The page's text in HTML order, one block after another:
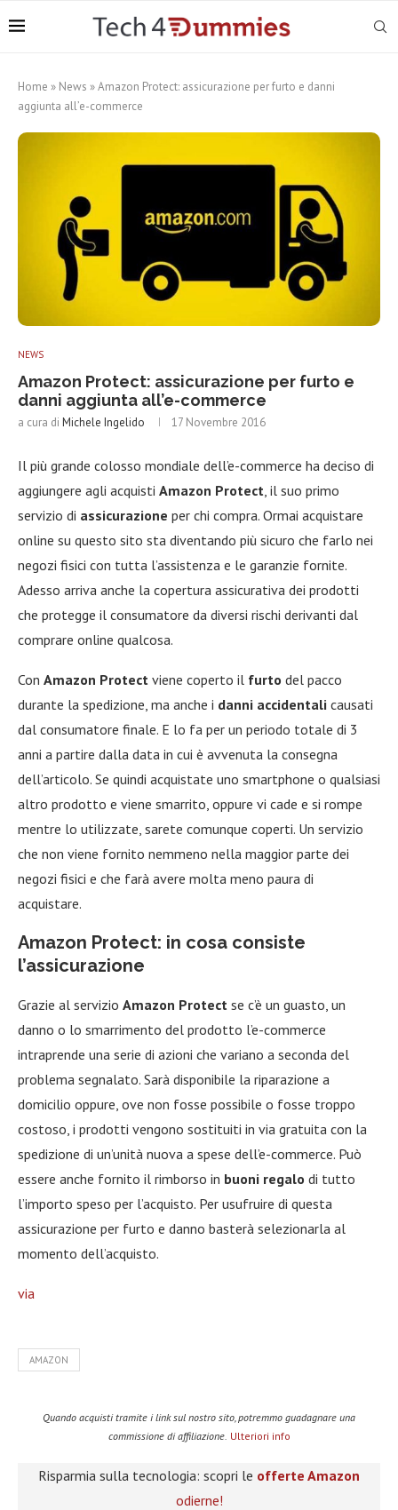
Home » News »Amazon Protect: assicurazione per furto e danni
aggiunta all’e-commerce
NEWS
Amazon Protect: assicurazione per furto e
danni aggiunta all’e-commerce
a cura di Michele Ingelido 17 Novembre 2016
Il più grande colosso mondiale dell’e-commerce ha deciso di
aggiungere agli acquisti Amazon Protect , il suo primo
servizio di assicurazione per chi compra. Ormai acquistare
online su questo sito sta diventando più sicuro che farlo nei
negozi fisici con tutta l’assistenza e le garanzie fornite.
Adesso arriva anche la copertura assicurativa dei prodotti
che protegge il consumatore da diversi rischi derivanti dal
comprare online qualcosa.
Con Amazon Protect viene coperto il furto del pacco
durante la spedizione, ma anche i danni accidentali causati
dal consumatore finale. E lo fa per un periodo totale di 3
anni a partire dalla data in cui è avvenuta la consegna
dell’articolo. Se quindi acquistate uno smartphone o qualsiasi
altro prodotto e viene smarrito, oppure vi cade e si rompe
mentre lo utilizzate, sarete comunque coperti. Un servizio
che non viene fornito nemmeno nella maggior parte dei
negozi fisici e che farà avere molta meno paura di
acquistare.
Amazon Protect: in cosa consiste
l’assicurazione
Grazie al servizio Amazon Protect se c’è un guasto, un
danno o lo smarrimento del prodotto l’e-commerce
intraprende una serie di azioni che variano a seconda del
problema segnalato. Sarà disponibile la riparazione a
domicilio oppure, ove non fosse possibile o fosse troppo
costoso, i prodotti vengono sostituiti in via gratuita con la
spedizione di un’unità nuova a spese dell’e-commerce. Può
essere anche fornito il rimborso in buoni regalo di tutto
l’importo speso per l’acquisto. Per usufruire di questa
assicurazione per furto e danno basterà selezionarla al
momento dell’acquisto.
via
AMAZON
Quando acquisti tramite i link sul nostro sito, potremmo guadagnare una
commissione di affiliazione. Ulteriori info
Risparmia sulla tecnologia: scopri le offerte Amazon
odierne!